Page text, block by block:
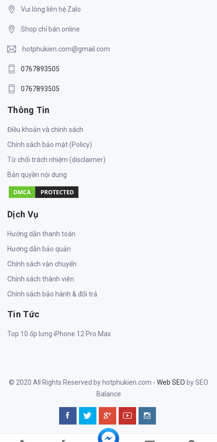
Vui lòng liên hệ Zalo
Shop chỉ bán online
hotphukien.com@gmail.com
0767893505
0767893505
Thông Tin
Điều khoản và chính sách
Chính sách bảo mật (Policy)
Từ chối trách nhiệm (disclaimer)
Bản quyền nội dung
Dịch Vụ
Hướng dẫn thanh toán
Hướng dẫn bảo quản
Chính sách vận chuyển
Chính sách thành viên
Chính sách bảo hành & đổi trả
Tin Tức
Top 10 ốp lưng iPhone 12 Pro Max
© 2020 All Rights Reserved by hotphukien.com - Web SEO by SEO
Balance